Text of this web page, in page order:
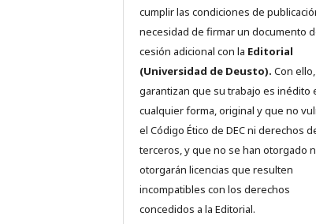
cumplir las condiciones de
necesidad de firmar un documento
cesión adicional con la Editorial
(Universidad de Deusto). Con ello,
garantizan que su trabajo es inédito
cualquier forma, original y que no
el Código Ético de DEC ni derechos
terceros, y que no se han otorgado
otorgarán licencias que resulten
incompatibles con los derechos
concedidos a la Editorial.